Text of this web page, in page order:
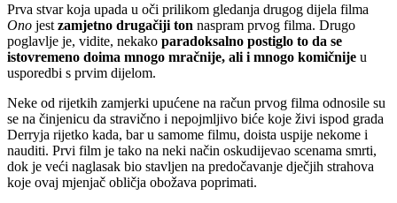
Prva stvar koja upada u oči prilikom gledanja drugog dijela filma
Ono jest zamjetno drugačiji ton naspram prvog filma. Drugo
poglavlje je, vidite, nekako paradoksalno postiglo to da se
istovremeno doima mnogo mračnije, ali i mnogo komičnije u
usporedbi s prvim dijelom.
Neke od rijetkih zamjerki upućene na račun prvog filma odnosile su
se na činjenicu da stravično i nepojmljivo biće koje živi ispod grada
Derryja rijetko kada, bar u samome filmu, doista uspije nekome i
nauditi. Prvi film je tako na neki način oskudijevao scenama smrti,
dok je veći naglasak bio stavljen na predočavanje dječjih strahova
koje ovaj mjenjač obličja obožava poprimati.